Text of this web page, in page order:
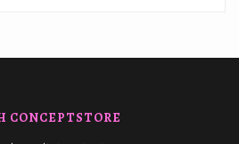
CONCEPTSTORE